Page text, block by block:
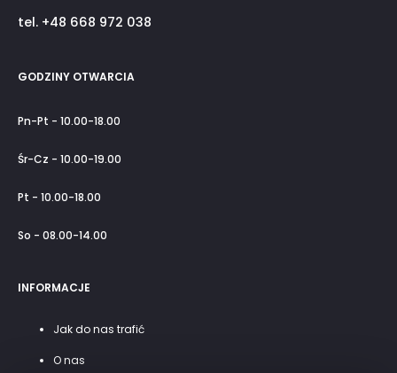
tel. +48 668 972 038
GODZINY OTWARCIA
Pn-Pt - 10.00-18.00
Śr-Cz - 10.00-19.00
Pt - 10.00-18.00
So - 08.00-14.00
INFORMACJE
Jak do nas trafić
O nas